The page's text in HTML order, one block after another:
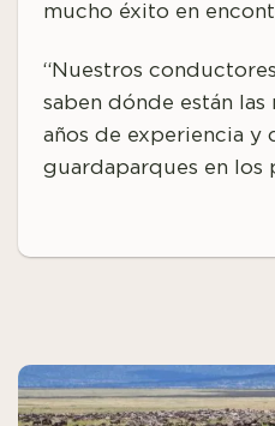
mucho éxito en
“Nuestros
saben dónde están las
años de experiencia y
guardaparques en los